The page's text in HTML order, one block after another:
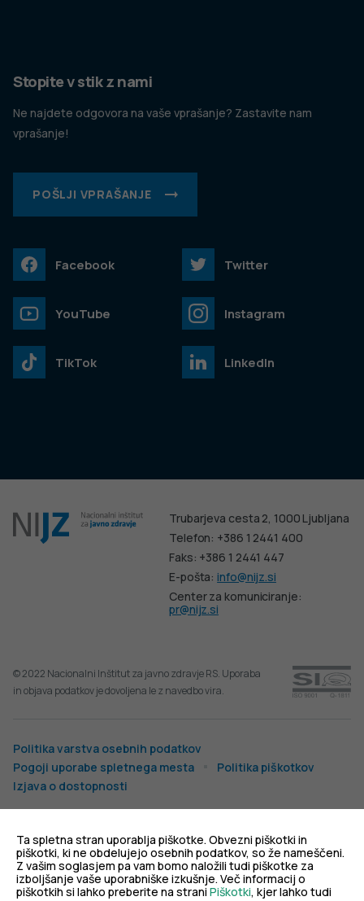
Trubarjeva cesta 2, 1000 Ljubljana
Telefon: +386 1 2441 400
Faks: +386 1 2441 447
E-pošta:info@nijz.si
Center za komuniciranje:
pr@nijz.si
Politika varstva osebnih podatkov
Pogoji uporabe spletnega mesta
Politika piškotkov
Izjava o dostopnosti
© 2022 Nacionalni Inštitut za javno zdravje RS. Uporaba
in objava podatkov je dovoljena le z navedbo vira.
Stopite v stik z nami
Ne najdete odgovora na vaše vprašanje? Zastavite nam
vprašanje!
POŠLJI VPRAŠANJE
Facebook Twitter
YouTube Instagram
TikTok LinkedIn
Ta spletna stran uporablja piškotke. Obvezni piškotki in
piškotki, ki ne obdelujejo osebnih podatkov, so že nameščeni.
Z vašim soglasjem pa vam bomo naložili tudi piškotke za
izboljšanje vaše uporabniške izkušnje. Več informacij o
piškotkih si lahko preberite na strani Piškotki, kjer lahko tudi